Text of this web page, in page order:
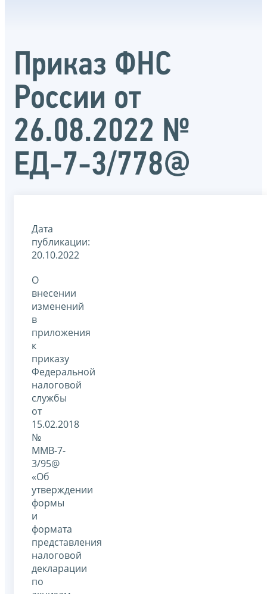
Приказ ФНС
России от
26.08.2022 №
ЕД-7-3/778@
Дата
публикации:
20.10.2022
О
внесении
изменений
в
приложения
к
приказу
Федеральной
налоговой
службы
от
15.02.2018
№
ММВ-7-
3/95@
«Об
утверждении
формы
и
формата
представления
налоговой
декларации
по